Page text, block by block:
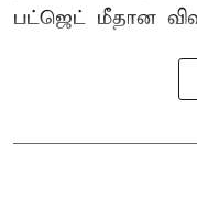
பட்ஜெட் மீதான